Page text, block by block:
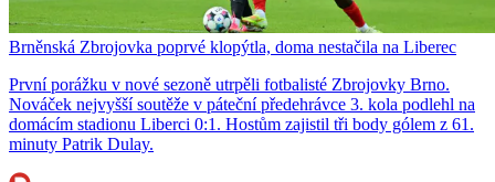
Brněnská Zbrojovka poprvé klopýtla, doma nestačila na Liberec
První porážku v nové sezoně utrpěli fotbalisté Zbrojovky Brno.
Nováček nejvyšší soutěže v páteční předehrávce 3. kola podlehl na
domácím stadionu Liberci 0:1. Hostům zajistil tři body gólem z 61.
minuty Patrik Dulay.